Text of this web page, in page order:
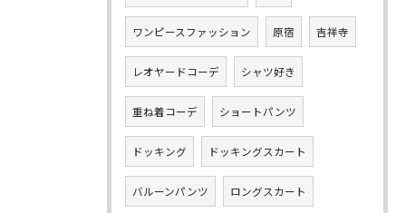
ワンピースファッション 原宿 吉祥寺
レオヤードコーデ シャツ好き
重ね着コーデ ショートパンツ
ドッキング ドッキングスカート
バルーンパンツ ロングスカート